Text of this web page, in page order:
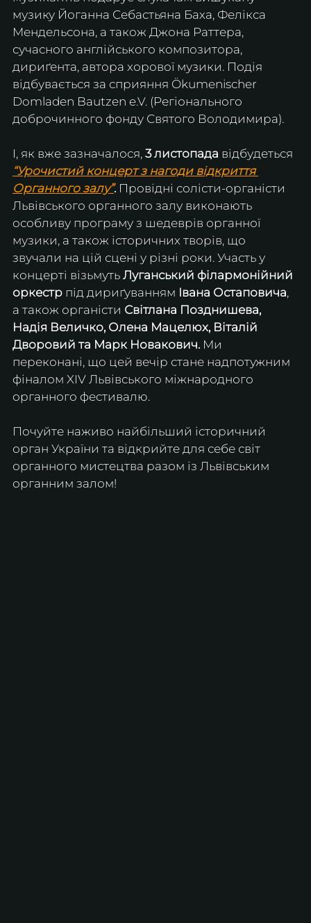
музику Йоганна Себастьяна Баха, Фелікса
Мендельсона, а також Джона Раттера,
сучасного англійського композитора,
дириґента, автора хорової музики. Подія
відбувається за сприяння Ökumenischer
Domladen Bautzen e.V. (Регіонального
доброчинного фонду Святого Володимира).
І, як вже зазначалося, 3 листопада відбудеться
“Урочистий концерт з нагоди відкриття
Органного залу”. Провідні солісти-органісти
Львівського органного залу виконають
особливу програму з шедеврів органної
музики, а також історичних творів, що
звучали на цій сцені у різні роки. Участь у
концерті візьмуть Луганський філармонійний
оркестр під дириґуванням Івана Остаповича,
а також органісти Світлана Позднишева,
Надія Величко, Олена Мацелюх, Віталій
Дворовий та Марк Новакович. Ми
переконані, що цей вечір стане надпотужним
фіналом XIV Львівського міжнародного
органного фестивалю.
Почуйте наживо найбільший історичний
орган України та відкрийте для себе світ
органного мистецтва разом із Львівським
органним залом!